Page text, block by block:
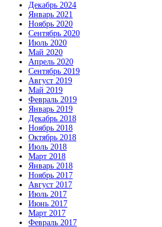
Декабрь 2024
Январь 2021
Ноябрь 2020
Сентябрь 2020
Июль 2020
Май 2020
Апрель 2020
Сентябрь 2019
Август 2019
Май 2019
Февраль 2019
Январь 2019
Декабрь 2018
Ноябрь 2018
Октябрь 2018
Июль 2018
Март 2018
Январь 2018
Ноябрь 2017
Август 2017
Июль 2017
Июнь 2017
Март 2017
Февраль 2017